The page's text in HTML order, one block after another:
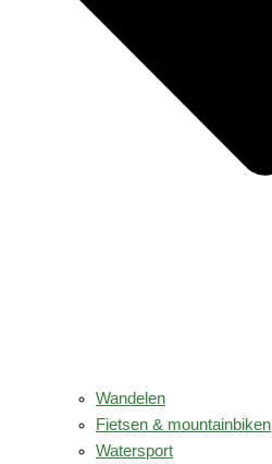
Wandelen
Fietsen & mountainbiken
Watersport